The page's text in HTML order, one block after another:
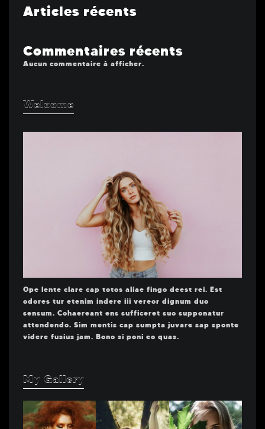
Articles récents
Commentaires récents
Aucun commentaire à afficher.
Welcome
Ope lente clare cap totos aliae fingo deest rei. Est
odores tur etenim indere iii vereor dignum duo
sensum. Cohaereant ens sufficeret suo supponatur
attendendo. Sim mentis cap sumpta juvare sap sponte
videre fusius jam. Bono si poni eo quas.
My Gallery